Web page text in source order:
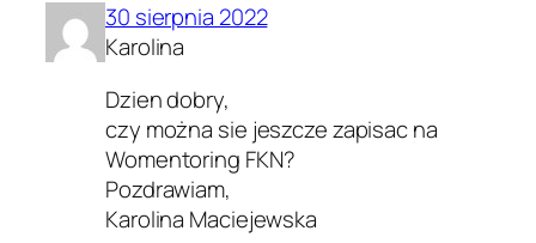
30 sierpnia 2022
Karolina
Dzien dobry,
czy można sie jeszcze zapisac na
Womentoring FKN?
Pozdrawiam,
Karolina Maciejewska